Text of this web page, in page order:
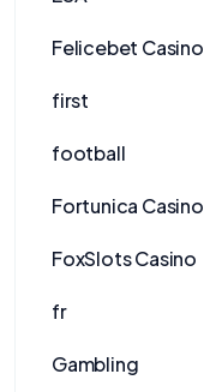
Felicebet Casino
first
football
Fortunica Casino
FoxSlots Casino
fr
Gambling